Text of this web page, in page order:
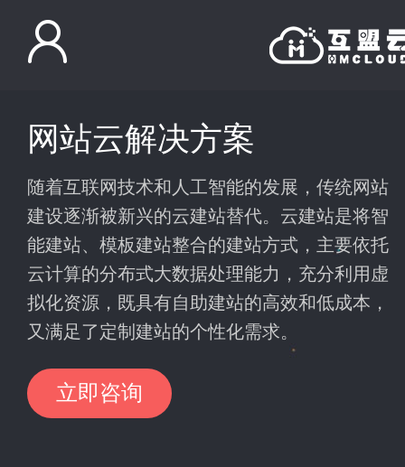
网站云解决方案
随着互联网技术和人工智能的发展，传统网站
建设逐渐被新兴的云建站替代。云建站是将智
能建站、模板建站整合的建站方式，主要依托
云计算的分布式大数据处理能力，充分利用虚
拟化资源，既具有自助建站的高效和低成本，
又满足了定制建站的个性化需求。
立即咨询